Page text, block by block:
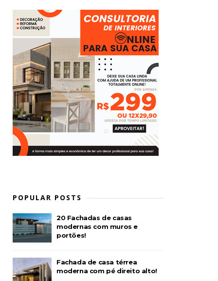
POPULAR POSTS
20 Fachadas de casas
modernas com muros e
portões!
Fachada de casa térrea
moderna com pé direito alto!